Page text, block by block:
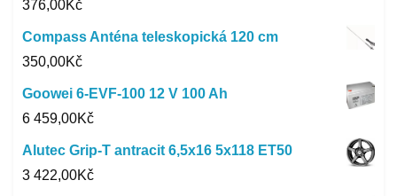
376,00Kč
Compass Anténa teleskopická 120 cm
350,00Kč
Goowei 6-EVF-100 12 V 100 Ah
6 459,00Kč
Alutec Grip-T antracit 6,5x16 5x118 ET50
3 422,00Kč